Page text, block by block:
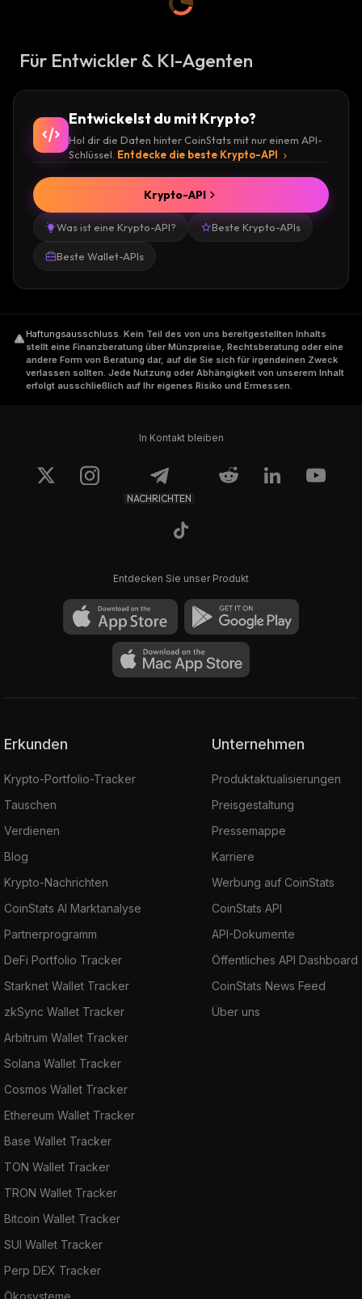
Für Entwickler & KI-Agenten
Entwickelst du mit Krypto?
Hol dir die Daten hinter CoinStats mit nur einem API-
Schlüssel. Entdecke die beste Krypto-API
Was ist eine Krypto-API? Beste Krypto-APIs
Beste Wallet-APIs
Krypto-API
Haftungsausschluss. Kein Teil des von uns bereitgestellten Inhalts
stellt eine Finanzberatung über Münzpreise, Rechtsberatung oder eine
andere Form von Beratung dar, auf die Sie sich für irgendeinen Zweck
verlassen sollten. Jede Nutzung oder Abhängigkeit von unserem Inhalt
erfolgt ausschließlich auf Ihr eigenes Risiko und Ermessen.
In Kontakt bleiben
NACHRICHTEN
Entdecken Sie unser Produkt
Erkunden
Krypto-Portfolio-Tracker
Tauschen
Verdienen
Blog
Krypto-Nachrichten
CoinStats AI Marktanalyse
Partnerprogramm
DeFi Portfolio Tracker
Starknet Wallet Tracker
zkSync Wallet Tracker
Arbitrum Wallet Tracker
Solana Wallet Tracker
Cosmos Wallet Tracker
Ethereum Wallet Tracker
Base Wallet Tracker
TON Wallet Tracker
TRON Wallet Tracker
Bitcoin Wallet Tracker
SUI Wallet Tracker
Perp DEX Tracker
Ökosysteme
Unternehmen
Produktaktualisierungen
Preisgestaltung
Pressemappe
Karriere
Werbung auf CoinStats
CoinStats API
API-Dokumente
Öffentliches API Dashboard
CoinStats News Feed
Über uns